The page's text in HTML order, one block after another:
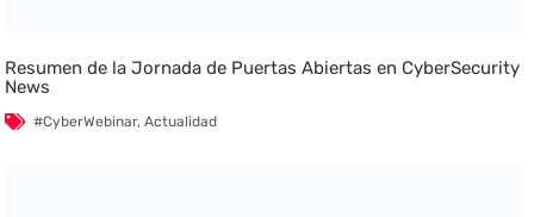
Resumen de la Jornada de Puertas Abiertas en CyberSecurity
News
#CyberWebinar,Actualidad